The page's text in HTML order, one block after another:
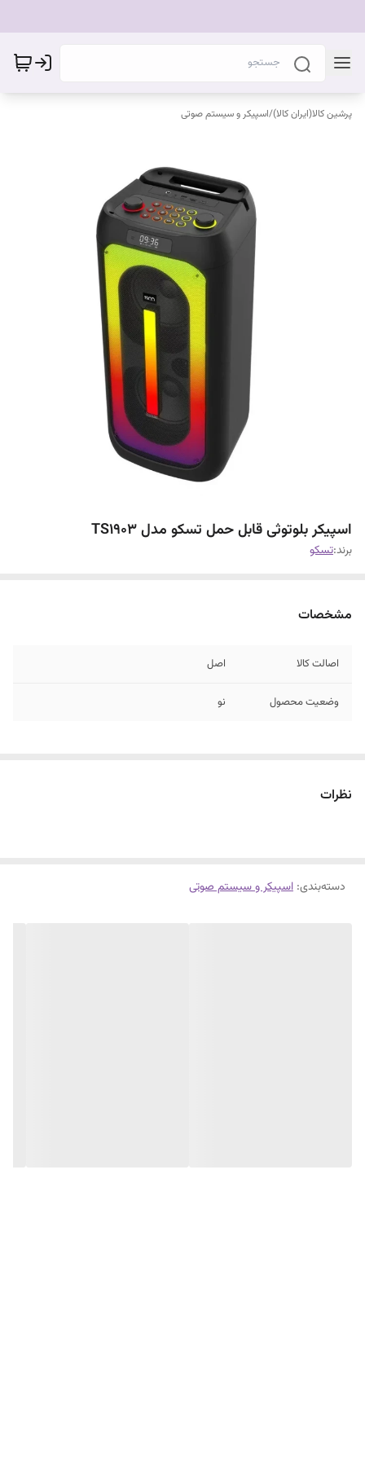
پرشین کالا(ایران کالا)/اسپیکر و سیستم صوتی
اسپیکر بلوتوثی قابل حمل تسکو مدل TS1903
برند:تسکو
مشخصات
اصالت کالا اصل
وضعیت محصول نو
نظرات
دسته‌بندی: اسپیکر و سیستم صوتی